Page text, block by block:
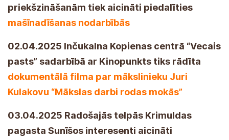
priekšzināšanām tiek aicināti piedalīties
mašīnadīšanas nodarbībās
02.04.2025 Inčukalna Kopienas centrā “Vecais
pasts” sadarbībā ar Kinopunkts tiks rādīta
dokumentālā filma par mākslinieku Juri
Kulakovu “Mākslas darbi rodas mokās”
03.04.2025 Radošajās telpās Krimuldas
pagasta Sunīšos interesenti aicināti